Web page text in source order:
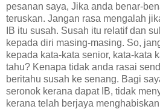
pesanan saya, Jika anda benar-
teruskan. Jangan rasa mengalah
IB itu susah. Susah itu relatif dan
kepada diri masing-masing. So,
kepada kata-kata senior, kata-kata
tahu? Kenapa tidak anda rasai
beritahu susah ke senang. Bagi
seronok kerana dapat IB, tidak
kerana telah berjaya menghabiskan